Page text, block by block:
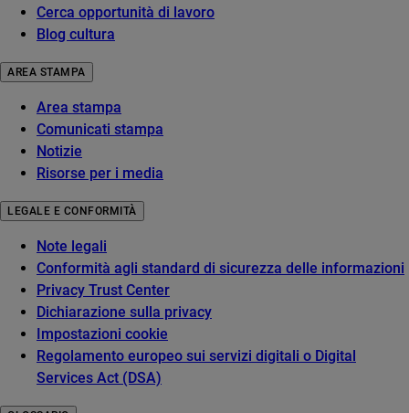
Cerca opportunità di lavoro
Blog cultura
AREA STAMPA
Area stampa
Comunicati stampa
Notizie
Risorse per i media
LEGALE E CONFORMITÀ
Note legali
Conformità agli standard di sicurezza delle informazioni
Privacy Trust Center
Dichiarazione sulla privacy
Impostazioni cookie
Regolamento europeo sui servizi digitali o Digital
Services Act (DSA)